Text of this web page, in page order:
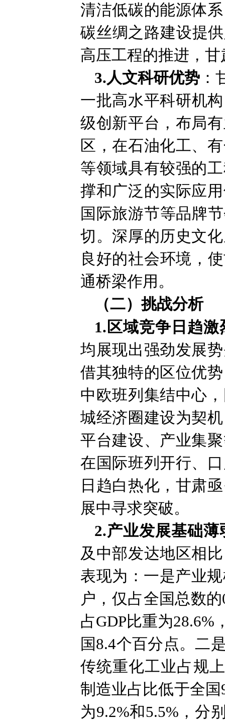
清洁低碳的能源体
碳丝绸之路建设提
高压工程的推进，
3.人文科研优势 ：
一批高水平科研机
级创新平台，布局
区，在石油化工、
等领域具有较强的
撑和广泛的实际应
国际旅游节等品牌
切。深厚的历史文
良好的社会环境，
通桥梁作用。
（二）挑战分析
1.区域竞争日趋激
均展现出强劲发展
借其独特的区位优
中欧班列集结中心
城经济圈建设为契
平台建设、产业集
在国际班列开行、
日趋白热化，甘肃
展中寻求突破。
2.产业发展基础薄
及中部发达地区相
表现为：一是产业
户，仅占全国总数
占GDP比重为28.6%
国8.4个百分点。二
传统重化工业占规
制造业占比低于全
为9.2%和5.5%，分